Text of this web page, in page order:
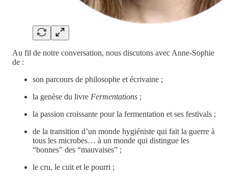
Au fil de notre conversation, nous discutons avec Anne-Sophie
de :
son parcours de philosophe et écrivaine ;
la genèse du livre Fermentations ;
la passion croissante pour la fermentation et ses festivals ;
de la transition d’un monde hygiéniste qui fait la guerre à
tous les microbes… à un monde qui distingue les
“bonnes” des “mauvaises” ;
le cru, le cuit et le pourri ;